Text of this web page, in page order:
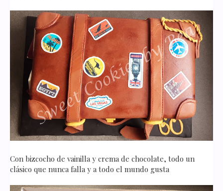
Con bizcocho de vainilla y crema de chocolate, todo un
clásico que nunca falla y a todo el mundo gusta